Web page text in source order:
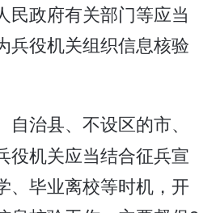
民政府有关部门等应当
兵役机关组织信息核验
治县、不设区的市、
役机关应当结合征兵宣
、毕业离校等时机，开